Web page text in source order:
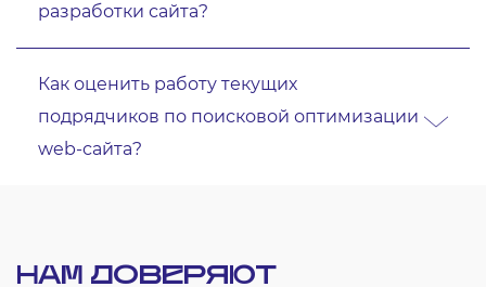
разработки сайта?
Как оценить работу текущих
подрядчиков по поисковой оптимизации
web-сайта?
НАМ ДОВЕРЯЮТ